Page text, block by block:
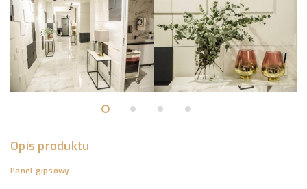
Opis produktu
Panel gipsowy